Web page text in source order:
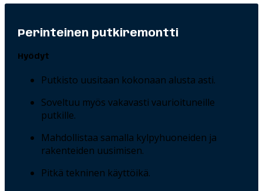
Perinteinen putkiremontti
Hyödyt
Putkisto uusitaan kokonaan alusta asti.
Soveltuu myös vakavasti vaurioituneille
putkille.
Mahdollistaa samalla kylpyhuoneiden ja
rakenteiden uusimisen.
Pitkä tekninen käyttöikä.